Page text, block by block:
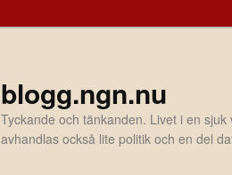
blogg.ngn.nu
Tyckande och tänkanden. Livet i en
avhandlas också lite politik och en del